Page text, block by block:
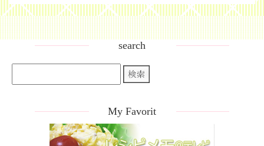
search
My Favorit